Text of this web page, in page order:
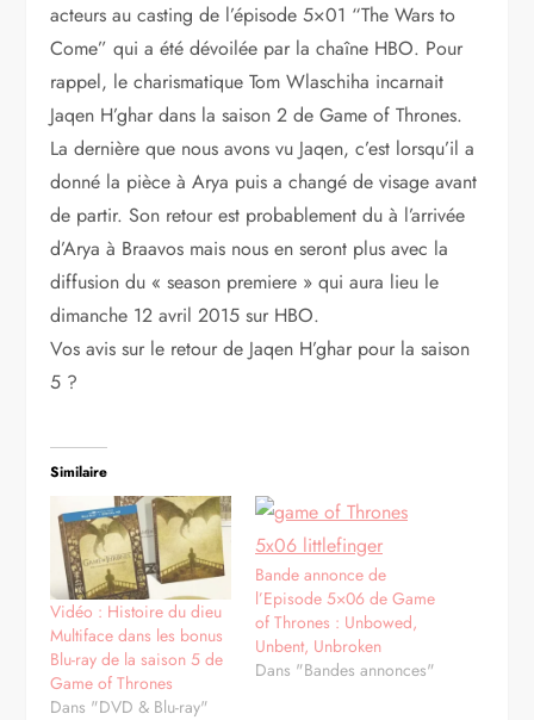
acteurs au casting de l’épisode 5×01 “The Wars to
Come” qui a été dévoilée par la chaîne HBO. Pour
rappel, le charismatique Tom Wlaschiha incarnait
Jaqen H’ghar dans la saison 2 de Game of Thrones.
La dernière que nous avons vu Jaqen, c’est lorsqu’il a
donné la pièce à Arya puis a changé de visage avant
de partir. Son retour est probablement du à l’arrivée
d’Arya à Braavos mais nous en seront plus avec la
diffusion du « season premiere » qui aura lieu le
dimanche 12 avril 2015 sur HBO.
Vos avis sur le retour de Jaqen H’ghar pour la saison
5 ?
Similaire
Vidéo : Histoire du dieu
Multiface dans les bonus
Blu-ray de la saison 5 de
Game of Thrones
Dans "DVD & Blu-ray"
Bande annonce de
l’Episode 5×06 de Game
of Thrones : Unbowed,
Unbent, Unbroken
Dans "Bandes annonces"